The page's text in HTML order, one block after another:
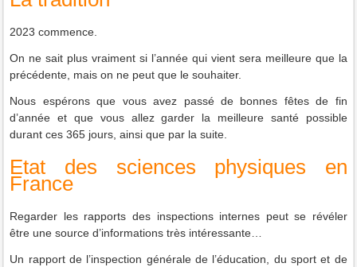
2023 commence.
On ne sait plus vraiment si l’année qui vient sera meilleure que la
précédente, mais on ne peut que le souhaiter.
Nous espérons que vous avez passé de bonnes fêtes de fin
d’année et que vous allez garder la meilleure santé possible
durant ces 365 jours, ainsi que par la suite
Etat des sciences physiques en
France
Regarder les rapports des inspections internes peut se révéler
être une source d’informations très intéressante…
Un rapport de l’inspection générale de l’éducation, du sport et de